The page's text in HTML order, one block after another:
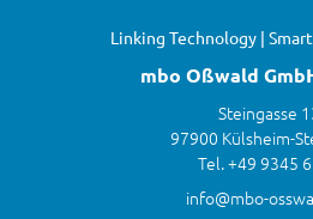
Linking Technology |
mbo Oßwald
Steingasse
97900 Külsheim-
Tel. +49 9345
info@mbo-